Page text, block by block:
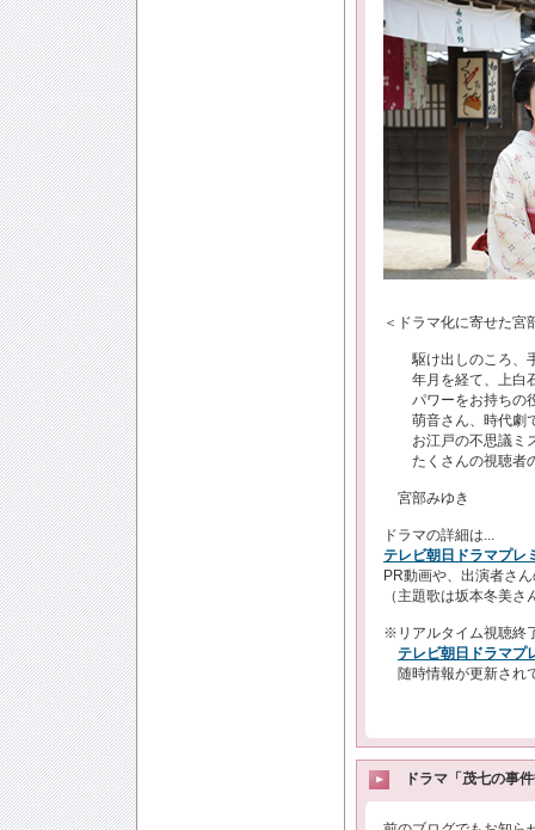
＜ドラマ化に寄せた宮
駆け出しのころ、手
年月を経て、上白石
パワーをお持ちの役
萌音さん、時代劇
お江戸の不思議ミ
たくさんの視聴者の
宮部みゆき
ドラマの詳細は...
テレビ朝日ドラマプレ
PR動画や、出演者さ
（主題歌は坂本冬美
※リアルタイム視聴終
テレビ朝日ドラマプ
随時情報が更新され
ドラマ「茂七の事